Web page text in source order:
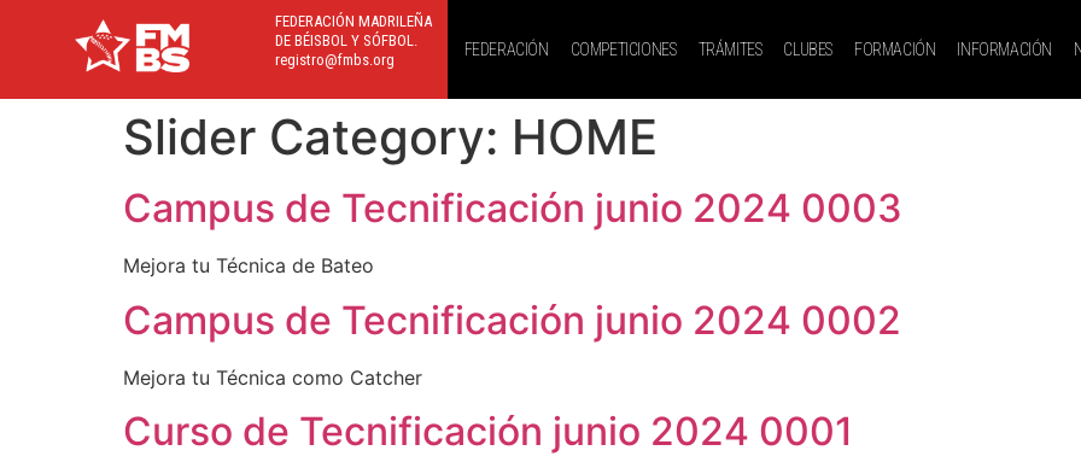
FEDERACIÓN MADRILEÑA
DE BÉISBOL Y SÓFBOL.
registro@fmbs.org
FEDERACIÓN COMPETICIONES TRÁMITES CLUBES FORMACIÓN INFORMACIÓN
Slider Category: HOME
Campus de Tecnificación junio 2024 0003
Mejora tu Técnica de Bateo
Campus de Tecnificación junio 2024 0002
Mejora tu Técnica como Catcher
Curso de Tecnificación junio 2024 0001